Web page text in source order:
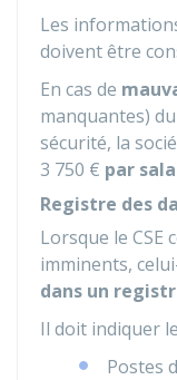
Les
doivent être
En cas de
manquantes)
sécurité, la
3 750 € par
Registre des
Lorsque le CSE
imminents,
dans un
Il doit indiquer
Postes